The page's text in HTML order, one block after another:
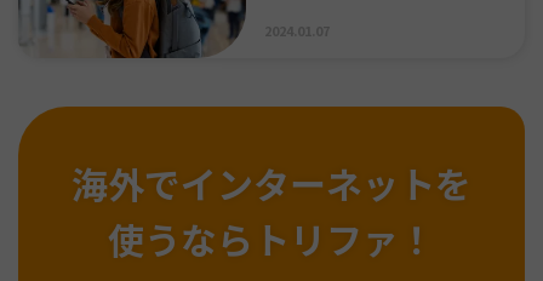
海外でインターネットを
使うならトリファ！